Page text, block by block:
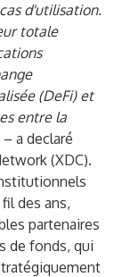
d'utilisation.
totale
(DeFi) et
entre la
– a declaré
(XDC).
des ans,
partenaires
de fonds, qui